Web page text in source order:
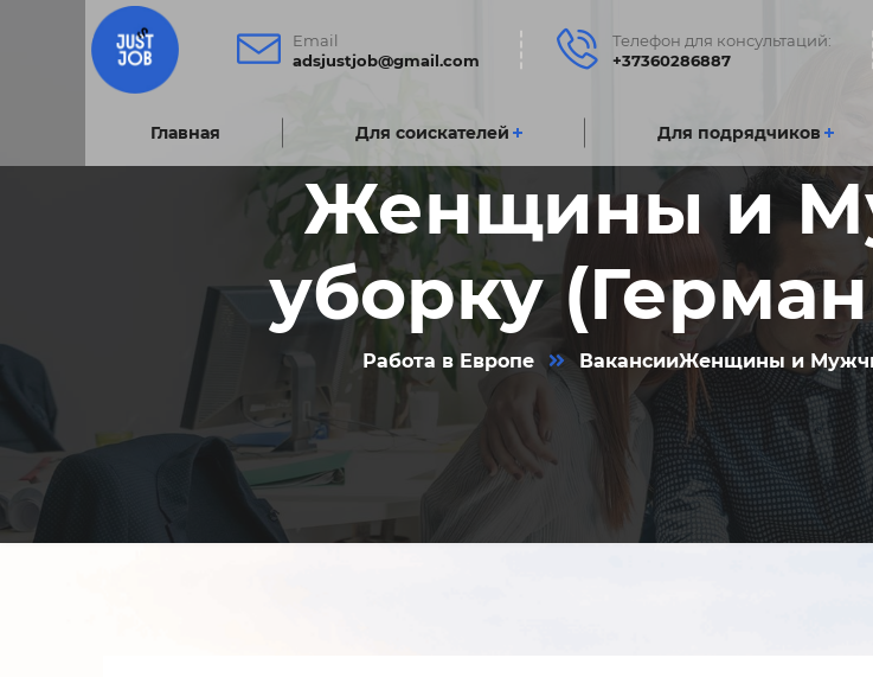
Email
adsjustjob@gmail.com
Телефон для консультаций:
+37360286887
Главнаяㅤ Для соискателей Для подрядчиковㅤ
Женщины и
уборку
Работа в Европе ВакансииЖенщины и